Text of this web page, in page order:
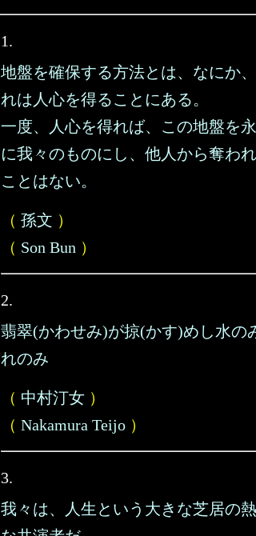
1.
地盤を確保する方法とは、なにか
れは人心を得ることにある。
一度、人心を得れば、この地盤を
に我々のものにし、他人から奪わ
ことはない。
（ 孫文 ）
（ Son Bun ）
2.
翡翠(かわせみ)が掠(かす)めし水の
れのみ
（ 中村汀女 ）
（ Nakamura Teijo ）
3.
我々は、人生という大きな芝居の